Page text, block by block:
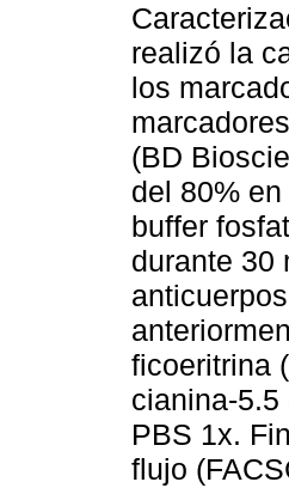
realizó la
los
(BD
del 80%
buffer
durante 30
ficoeritrina
cianina-
PBS 1x.
flujo